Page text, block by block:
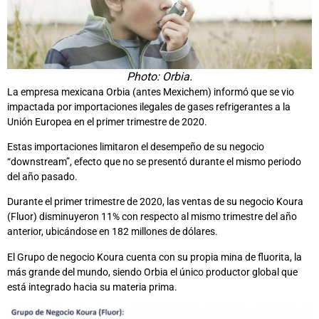
Photo: Orbia.
La empresa mexicana Orbia (antes Mexichem) informó que se vio
impactada por importaciones ilegales de gases refrigerantes a la
Unión Europea en el primer trimestre de 2020.
Estas importaciones limitaron el desempeño de su negocio
“downstream”, efecto que no se presentó durante el mismo periodo
del año pasado.
Durante el primer trimestre de 2020, las ventas de su negocio Koura
(Fluor) disminuyeron 11% con respecto al mismo trimestre del año
anterior, ubicándose en 182 millones de dólares.
El Grupo de negocio Koura cuenta con su propia mina de fluorita, la
más grande del mundo, siendo Orbia el único productor global que
está integrado hacia su materia prima.